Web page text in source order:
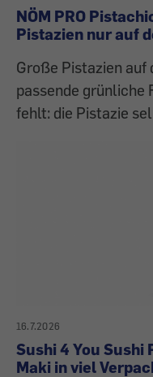
NÖM PRO
Pistazien nur auf
Große Pistazien auf
passende grünliche
fehlt: die Pistazie
16.7.2026
Sushi 4 You Sushi
Maki in viel